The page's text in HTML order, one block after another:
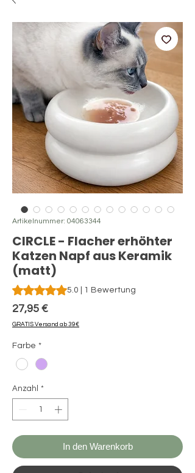
Artikelnummer: 04063344
CIRCLE - Flacher erhöhter
Katzen Napf aus Keramik
(matt)
Das Rating beträgt 5.0 von fünf Sternen,
5.0 | 1 Bewertung
27,95 €Preis
GRATIS Versand ab 39€
Farbe *
Anzahl *
In den Warenkorb